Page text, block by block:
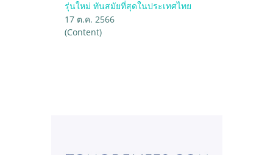
รุ่นใหม่ ทันสมัยที่สุดในประเทศไทย
17 ต.ค. 2566
(Content)